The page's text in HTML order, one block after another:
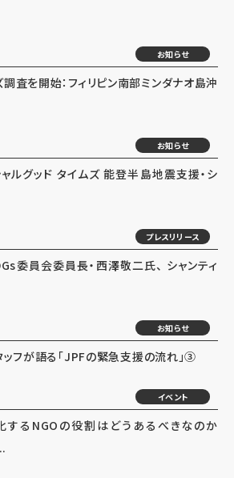
お知らせ
査を開始：フィリピン南部ミンダナオ島沖
お知らせ
ルグッド タイムズ 能登半島地震支援・シ
プレスリリース
委員会委員長・西澤敬二氏、 シャンティ
お知らせ
ッフが語る「JPFの緊急支援の流れ」③
イベント
するNGOの役割はどうあるべきなのか